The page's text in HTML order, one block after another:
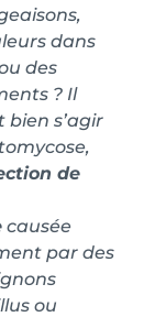
dans
des
? Il
bien s’agir
de
causée
par des
ou